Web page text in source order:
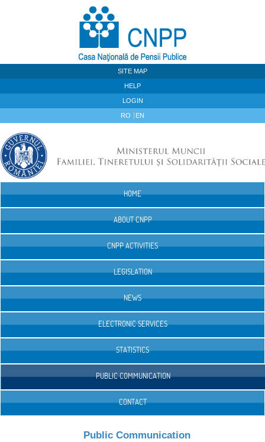
SITE MAP
HELP
LOGIN
RO EN
HOME
ABOUT CNPP
CNPP ACTIVITIES
LEGISLATION
NEWS
ELECTRONIC SERVICES
STATISTICS
PUBLIC COMMUNICATION
CONTACT
Public Communication